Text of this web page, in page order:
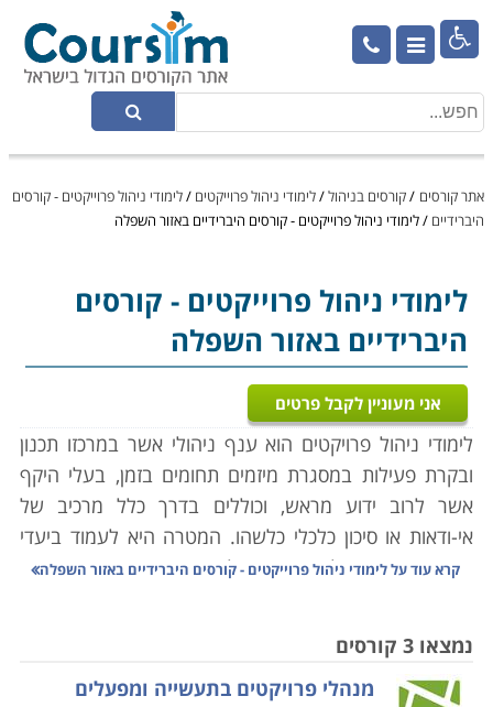

אתר קורסים /קורסים בניהול/לימודי ניהול פרוייקטים /לימודי ניהול פרוייקטים - קורסים
היברידיים /לימודי ניהול פרוייקטים - קורסים היברידיים באזור השפלה
לימודי ניהול פרוייקטים - קורסים
היברידיים באזור השפלה
אני מעוניין לקבל פרטים
לימודי ניהול פרויקטים הוא ענף ניהולי אשר במרכזו תכנון
ובקרת פעילות במסגרת מיזמים תחומים בזמן, בעלי היקף
אשר לרוב ידוע מראש, וכוללים בדרך כלל מרכיב של
אי-ודאות או סיכון כלכלי כלשהו. המטרה היא לעמוד ביעדי
הפרוייקט הנדון, לסיים אותו בלוח הזמנים המתוכנן, ביעדי
הפרויקטים מחולקים לרוב לכמה שלבים
קרא עוד עללימודי ניהול פרוייקטים - קורסים היברידיים באזור השפלה
נמצאו 3 קורסים
מנהלי פרויקטים בתעשייה ומפעלים